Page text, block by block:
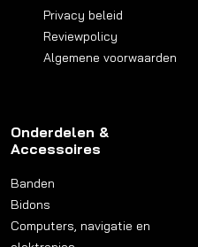
Privacy beleid
Reviewpolicy
Algemene voorwaarden
Onderdelen &
Accessoires
Banden
Bidons
Computers, navigatie en